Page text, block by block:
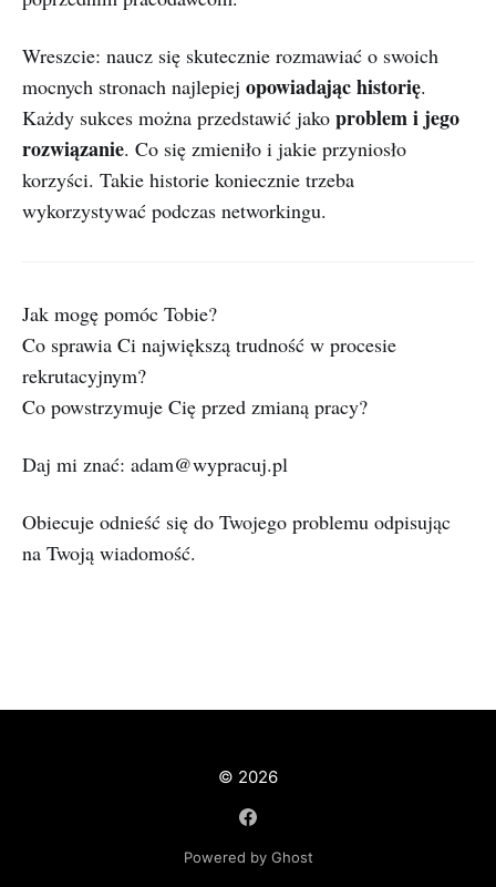
Wreszcie: naucz się skutecznie rozmawiać o swoich
mocnych stronach najlepiej opowiadając historię.
Każdy sukces można przedstawić jako problem i jego
rozwiązanie. Co się zmieniło i jakie przyniosło
korzyści. Takie historie koniecznie trzeba
wykorzystywać podczas networkingu.
Jak mogę pomóc Tobie?‌
‌Co sprawia Ci największą trudność w procesie
rekrutacyjnym?‌
‌Co powstrzymuje Cię przed zmianą pracy?
Daj mi znać: adam@wypracuj.pl
Obiecuje odnieść się do Twojego problemu odpisując
na Twoją wiadomość.
© 2026
Powered by Ghost